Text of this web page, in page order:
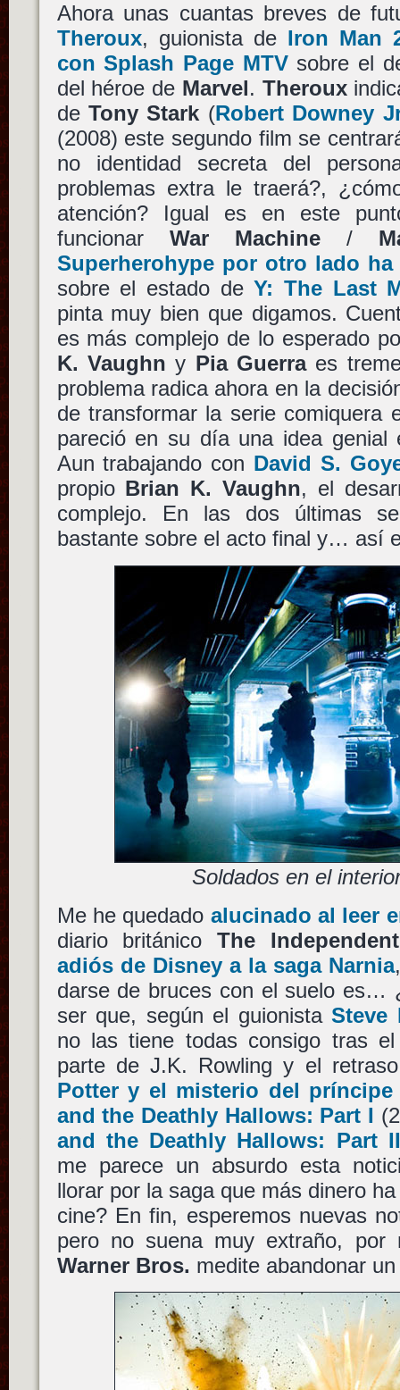
Ahora unas cuantas breves de
Theroux, guionista de Iron Man
con Splash Page MTVsobre el
del héroe de Marvel. Theroux
de Tony Stark (Robert Downey
(2008) este segundo film se
no identidad secreta del
problemas extra le traerá?,
atención? Igual es en este
funcionar War Machine/
Superherohype por otro lado ha
sobre el estado deY: The Last
pinta muy bien que digamos.
es más complejo de lo esperado
K. Vaughn y Pia Guerraes
problema radica ahora en la
de transformar la serie
pareció en su día una idea genial
Aun trabajando con David S.
propio Brian K. Vaughn, el
complejo. En las dos últimas
bastante sobre el acto final y… así
Soldados en el
Me he quedado alucinado al leer
diario británico The Independent
adiós de Disney a la saga Narnia
darse de bruces con el suelo es…
ser que, según el guionistaSteve
no las tiene todas consigo tras
parte de J.K. Rowling y el
Potter y el misterio del príncipe
and the Deathly Hallows: Part I
and the Deathly Hallows: Part II
me parece un absurdo esta
llorar por la saga que más dinero
cine? En fin, esperemos nuevas
pero no suena muy extraño, por
Warner Bros. medite abandonar